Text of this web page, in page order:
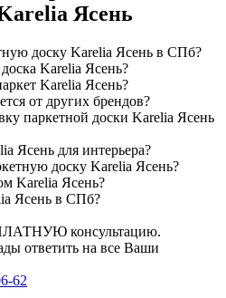
Ясень
доску Karelia Ясень в СПб?
Karelia Ясень?
Karelia Ясень?
от других брендов?
паркетной доски Karelia Ясень
Ясень для интерьера?
доску Karelia Ясень?
Karelia Ясень?
Ясень в СПб?
консультацию.
ответить на все Ваши
62